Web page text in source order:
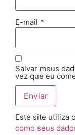
E-mail *
Salvar meus
vez que eu
Este site utiliza
como seus